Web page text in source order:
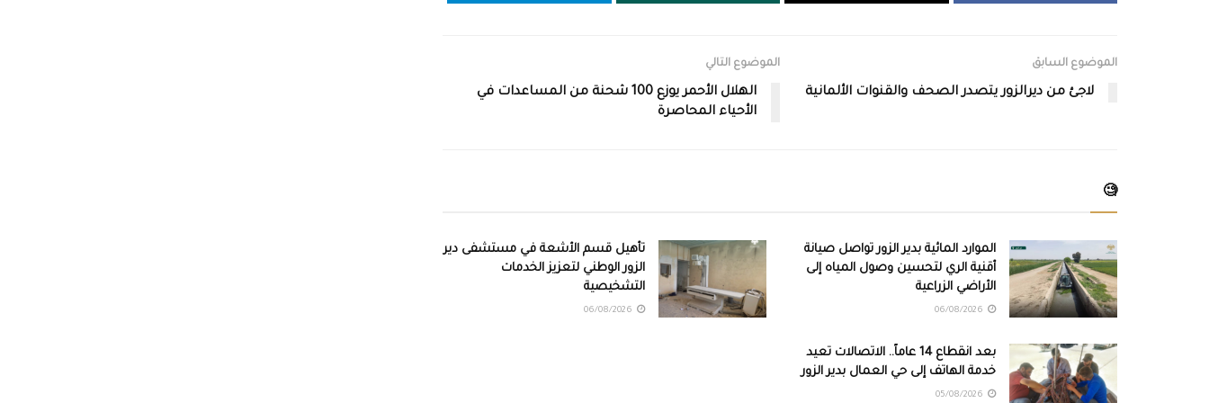
الموضوع السابق
لاجئ من ديرالزور يتصدر الصحف والقنوات الألمانية
الموضوع التالي
الهلال الأحمر يوزع 100 شحنة من المساعدات في
الأحياء المحاصرة
🧐
الموارد المائية بدير الزور تواصل صيانة
أقنية الري لتحسين وصول المياه إلى
الأراضي الزراعية
تأهيل قسم الأشعة في مستشفى دير
الزور الوطني لتعزيز الخدمات
التشخيصية
بعد انقطاع 14 عاماً.. الاتصالات تعيد
خدمة الهاتف إلى حي العمال بدير الزور